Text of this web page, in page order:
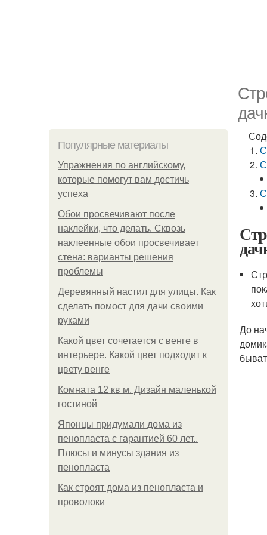
Популярные материалы
Упражнения по английскому,
которые помогут вам достичь
успеха
Обои просвечивают после
наклейки, что делать. Сквозь
наклеенные обои просвечивает
стена: варианты решения
проблемы
Деревянный настил для улицы. Как
сделать помост для дачи своими
руками
Какой цвет сочетается с венге в
интерьере. Какой цвет подходит к
цвету венге
Комната 12 кв м. Дизайн маленькой
гостиной
Японцы придумали дома из
пенопласта с гарантией 60 лет..
Плюсы и минусы здания из
пенопласта
Как строят дома из пенопласта и
проволоки
До